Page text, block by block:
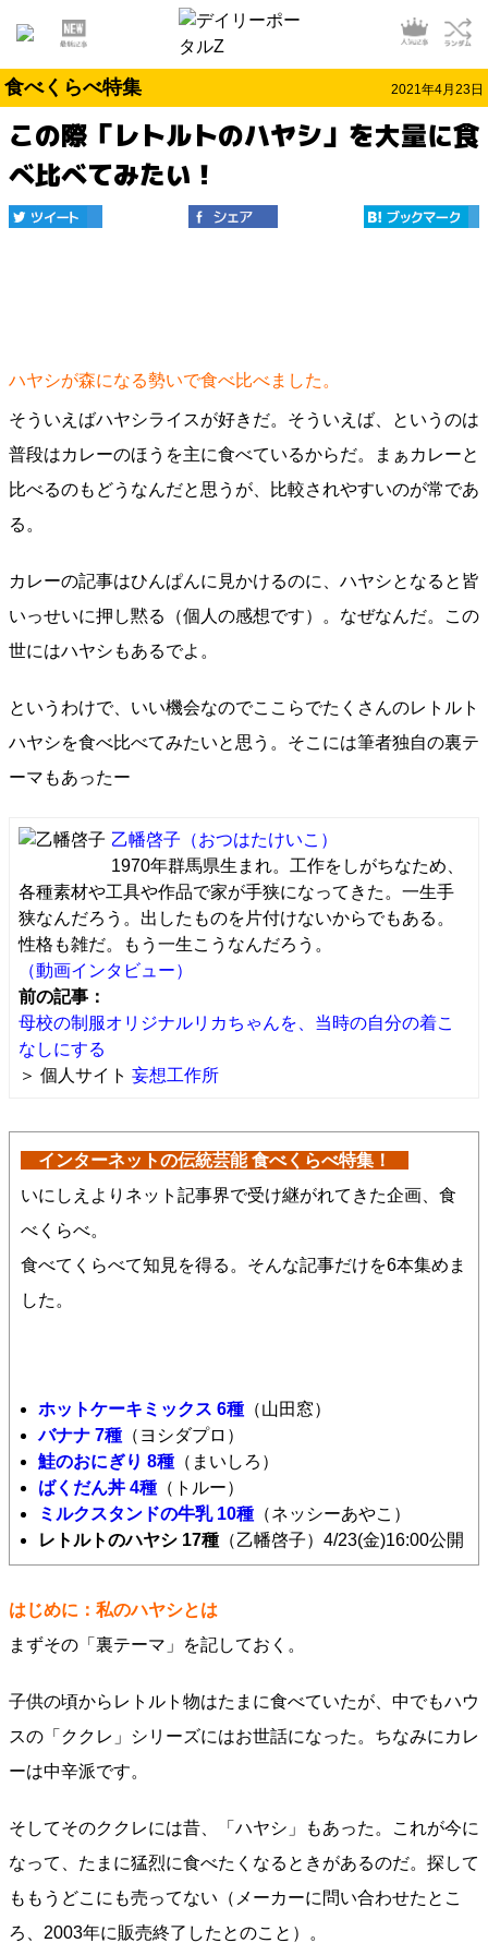
食べくらべ特集 2021年4月23日
この際「レトルトのハヤシ」を大量に食
べ比べてみたい！
ハヤシが森になる勢いで食べ比べました。
そういえばハヤシライスが好きだ。そういえば、というのは
普段はカレーのほうを主に食べているからだ。まぁカレーと
比べるのもどうなんだと思うが、比較されやすいのが常であ
る。
カレーの記事はひんぱんに見かけるのに、ハヤシとなると皆
いっせいに押し黙る（個人の感想です）。なぜなんだ。この
世にはハヤシもあるでよ。
というわけで、いい機会なのでここらでたくさんのレトルト
ハヤシを食べ比べてみたいと思う。そこには筆者独自の裏テ
ーマもあったー
乙幡啓子 （おつはたけいこ）
1970年群馬県生まれ。工作をしがちなため、
各種素材や工具や作品で家が手狭になってきた。一生手
狭なんだろう。出したものを片付けないからでもある。
性格も雑だ。もう一生こうなんだろう。
（動画インタビュー）
前の記事：
母校の制服オリジナルリカちゃんを、当時の自分の着こ
なしにする
＞ 個人サイト 妄想工作所
インターネットの伝統芸能 食べくらべ特集！
いにしえよりネット記事界で受け継がれてきた企画、食
べくらべ。
食べてくらべて知見を得る。そんな記事だけを6本集めま
した。
ホットケーキミックス 6種 （山田窓）
バナナ 7種 （ヨシダプロ）
鮭のおにぎり 8種 （まいしろ）
ばくだん丼 4種 （トルー）
ミルクスタンドの牛乳 10種 （ネッシーあやこ）
レトルトのハヤシ 17種 （乙幡啓子）4/23(金)16:00公開
はじめに：私のハヤシとは
まずその「裏テーマ」を記しておく。
子供の頃からレトルト物はたまに食べていたが、中でもハウ
スの「ククレ」シリーズにはお世話になった。ちなみにカレ
ーは中辛派です。
そしてそのククレには昔、「ハヤシ」もあった。これが今に
なって、たまに猛烈に食べたくなるときがあるのだ。探して
ももうどこにも売ってない（メーカーに問い合わせたとこ
ろ、2003年に販売終了したとのこと）。